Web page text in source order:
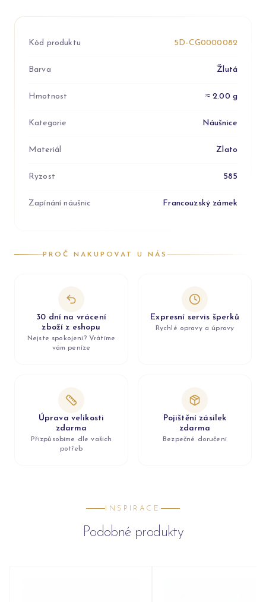
Kód produktu 5D-CG0000082
Barva Žlutá
Hmotnost ≈ 2.00 g
Kategorie Náušnice
Materiál Zlato
Ryzost 585
Zapínání náušnic Francouzský zámek
PROČ NAKUPOVAT U NÁS
30 dní na vrácení
zboží z eshopu
Nejste spokojeni? Vrátíme
vám peníze
Expresní servis šperků
Rychlé opravy a úpravy
Úprava velikosti
zdarma
Přizpůsobíme dle vašich
potřeb
Pojištění zásilek
zdarma
Bezpečné doručení
INSPIRACE
Podobné produkty